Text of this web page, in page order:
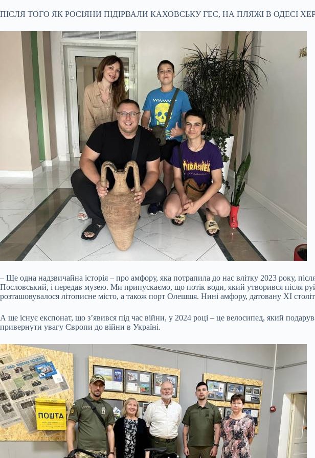
ПІСЛЯ ТОГО ЯК РОСІЯНИ ПІДІРВАЛИ КАХОВСЬКУ ГЕС, НА ПЛЯЖІ В ОДЕСІ
– Ще одна надзвичайна історія – про амфору, яка потрапила до нас влітку 2023 року,
Пословський, і передав музею. Ми припускаємо, що потік води, який утворився після
розташовувалося літописне місто, а також порт Олешшя. Нині амфору, датовану XI
А ще існує експонат, що з’явився під час війни, у 2024 році – це велосипед, який
привернути увагу Європи до війни в Україні.